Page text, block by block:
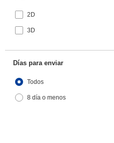
2D
3D
Días para enviar
Todos
8 día o menos